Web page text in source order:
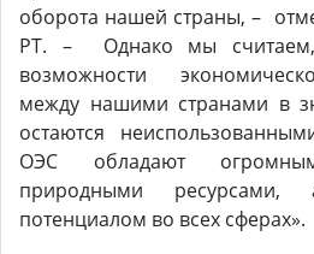
оборота нашей страны, –
РТ. – Однако мы считаем,
возможности
между нашими странами в
остаются
ОЭС обладают
природными
потенциалом во всех сферах».